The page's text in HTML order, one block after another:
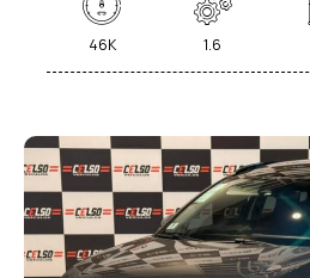
46K 1.6